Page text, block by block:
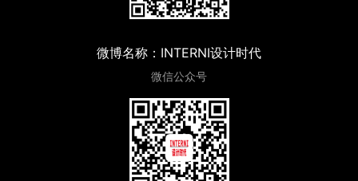
微博名称：INTERNI设计时代
微信公众号